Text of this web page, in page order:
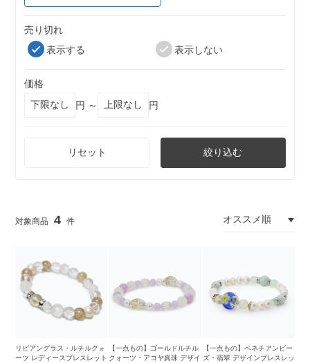
売り切れ
表示する
表示しない
価格
円 ～
円
リセット 絞り込む
4
リビアングラス・ルチルクォ
ーツ レディースブレスレット
【一点もの】ゴールドルチル
クォーツ・アコヤ真珠 デザイ
【一点もの】ベネチアンビー
ズ・翡翠 デザインブレスレッ